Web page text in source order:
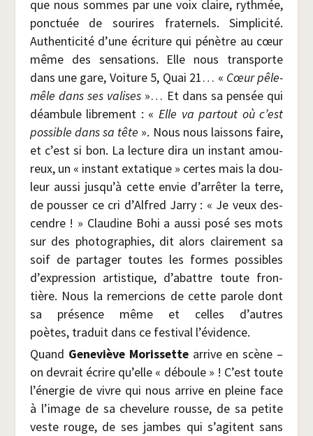
que nous sommes par une voix claire, ryth­mée,
ponc­tuée de sou­rires fra­ter­nels. Sim­pli­ci­té.
Authen­ti­ci­té d’une écri­ture qui pénètre au cœur
même des sen­sa­tions. Elle nous trans­porte
dans une gare, Voi­ture 5, Quai 21… « Cœur pêle-
mêle dans ses valises »… Et dans sa pen­sée qui
déam­bule libre­ment : « Elle va par­tout où c’est
pos­sible dans sa tête ». Nous nous lais­sons faire,
et c’est si bon. La lec­ture dira un ins­tant amou­
reux, un « ins­tant exta­tique » certes mais la dou­
leur aus­si jus­qu’à cette envie d’arrêter la terre,
de pous­ser ce cri d’Alfred Jar­ry : « Je veux des­
cendre ! » Clau­dine Bohi a aus­si posé ses mots
sur des pho­to­gra­phies, dit alors clai­re­ment sa
soif de par­ta­ger toutes les formes pos­sibles
d’expression artis­tique, d’abattre toute fron­
tière. Nous la remer­cions de cette parole dont
sa pré­sence même et celles d’autres
poètes, tra­duit dans ce fes­ti­val l’évidence.
Quand Gene­viève Moris­settearrive en scène –
on devrait écrire qu’elle « déboule » ! C’est toute
l’énergie de vivre qui nous arrive en pleine face
à l’image de sa che­ve­lure rousse, de sa petite
veste rouge, de ses jambes qui s’agitent sans